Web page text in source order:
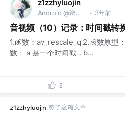
z1zzhyluojin
Android @辩证唯物主义 · 3年前
音视频（10）记录：时间戳转
1.函数：av_rescale_q 2.函数原型
数： a 是一个时间戳，b...
3
z1zzhyluojin 赞了这篇文章